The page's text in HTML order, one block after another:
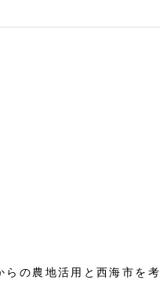
らの農地活用と西海市を考